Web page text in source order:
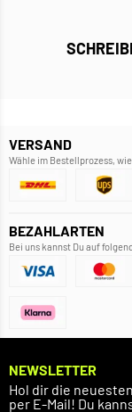
VERSAND
Wähle im Bestellprozess,
BEZAHLARTEN
Bei uns kannst Du auf
NEWSLETTER
Hol dir die
per E-Mail! Du